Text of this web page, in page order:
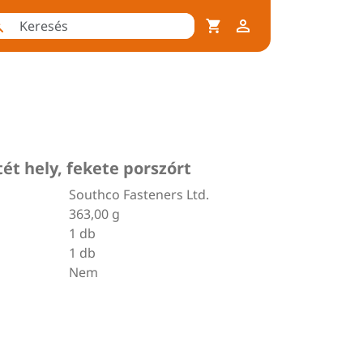
hely, fekete porszórt
Southco Fasteners Ltd.
363,00 g
1 db
1 db
Nem